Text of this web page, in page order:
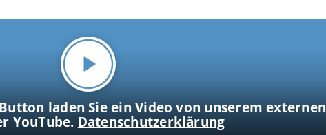
laden Sie ein Video von unserem externen
YouTube. Datenschutzerklärung